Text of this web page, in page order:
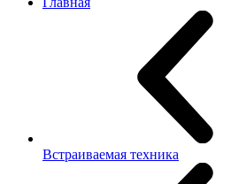
Встраиваемая техника